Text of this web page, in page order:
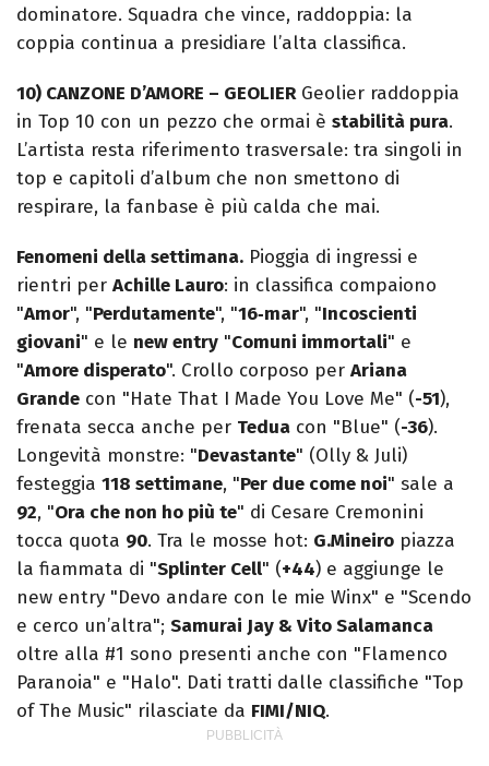
dominatore. Squadra che vince, raddoppia: la
coppia continua a presidiare l’alta classifica.
10) CANZONE D’AMORE – GEOLIERGeolier raddoppia
in Top 10 con un pezzo che ormai è stabilità pura.
L’artista resta riferimento trasversale: tra singoli in
top e capitoli d’album che non smettono di
respirare, la fanbase è più calda che mai.
Fenomeni della settimana. Pioggia di ingressi e
rientri per Achille Lauro: in classifica compaiono
"Amor", "Perdutamente", "16‑mar", "Incoscienti
giovani" e le new entry "Comuni immortali" e
"Amore disperato". Crollo corposo per Ariana
Grande con "Hate That I Made You Love Me" (-51),
frenata secca anche per Tedua con "Blue" (-36).
Longevità monstre: "Devastante" (Olly & Juli)
festeggia 118 settimane, "Per due come noi" sale a
92, "Ora che non ho più te" di Cesare Cremonini
tocca quota 90. Tra le mosse hot: G.Mineiro piazza
la fiammata di "Splinter Cell" (+44) e aggiunge le
new entry "Devo andare con le mie Winx" e "Scendo
e cerco un’altra"; Samurai Jay & Vito Salamanca
oltre alla #1 sono presenti anche con "Flamenco
Paranoia" e "Halo". Dati tratti dalle classifiche "Top
of The Music" rilasciate da FIMI/NIQ.